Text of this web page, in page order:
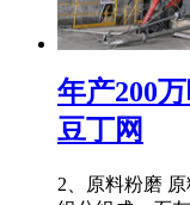
年产200
豆丁网
2、原料粉磨